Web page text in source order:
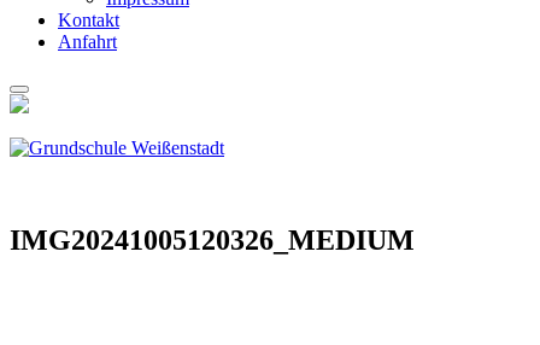
Kon­takt
Anfahrt
IMG20241005120326_MEDIUM